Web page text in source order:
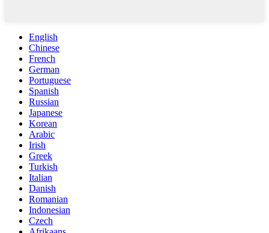
English
Chinese
French
German
Portuguese
Spanish
Russian
Japanese
Korean
Arabic
Irish
Greek
Turkish
Italian
Danish
Romanian
Indonesian
Czech